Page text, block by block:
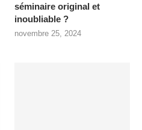
séminaire original et
inoubliable ?
novembre 25, 2024